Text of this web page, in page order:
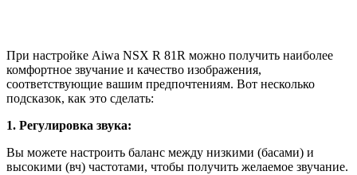
При настройке Aiwa NSX R 81R можно получить наиболее
комфортное звучание и качество изображения,
соответствующие вашим предпочтениям. Вот несколько
подсказок, как это сделать:
1. Регулировка звука:
Вы можете настроить баланс между низкими (басами) и
высокими (вч) частотами, чтобы получить желаемое звучание.